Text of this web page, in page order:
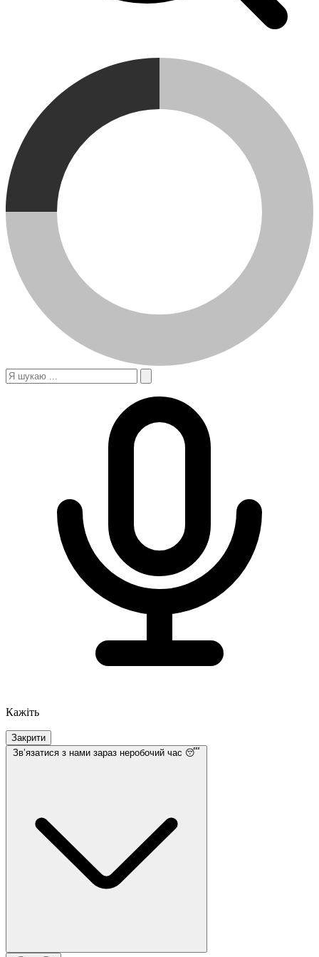
Кажіть
Закрити
Звʼязатися з нами зараз неробочий час 😴